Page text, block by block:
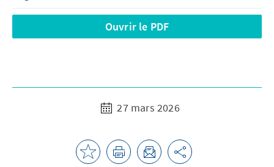
Ouvrir le PDF
27 mars 2026